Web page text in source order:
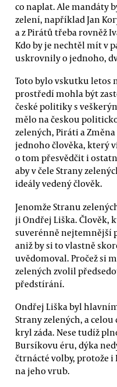
co naplat. Ale mandáty
zelení, například Jan
a z Pirátů třeba rovněž
Kdo by je nechtěl mít v
uskrovnily o jednoho,
Toto bylo vskutku letos
prostředí mohla být
české politiky s
mělo na českou
zelených, Piráti a
jednoho člověka, který
o tom přesvědčit i
aby v čele Strany
ideály vedený člověk.
Jenomže Stranu
ji Ondřej Liška. Člověk,
suverénně nejtemnější
aniž by si to vlastně
uvědomoval. Pročež si
zelených zvolil
předstírání.
Ondřej Liška byl
Strany zelených, a
kryl záda. Nese tudíž
Bursíkovu éru, dýka
čtrnácté volby, protože
na jeho vrub.